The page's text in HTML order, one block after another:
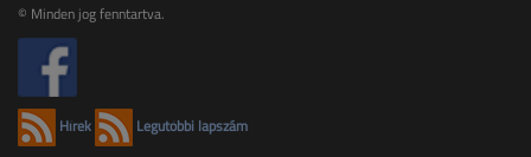
© Minden jog fenntartva.
Hírek Legutóbbi lapszám